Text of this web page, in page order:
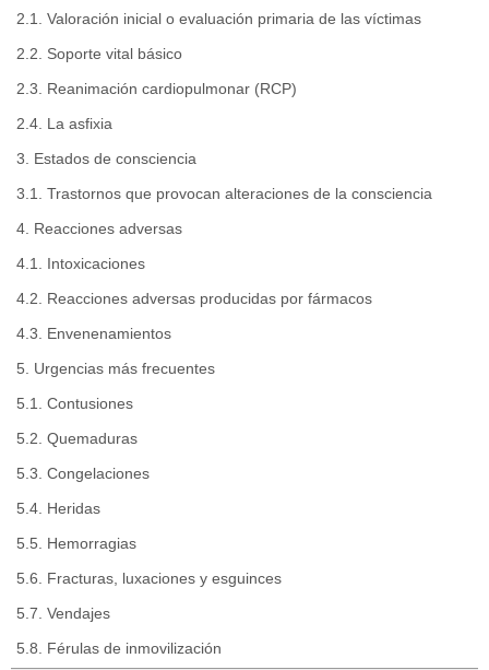
2.1. Valoración inicial o evaluación primaria de las víctimas
2.2. Soporte vital básico
2.3. Reanimación cardiopulmonar (RCP)
2.4. La asfixia
3. Estados de consciencia
3.1. Trastornos que provocan alteraciones de la consciencia
4. Reacciones adversas
4.1. Intoxicaciones
4.2. Reacciones adversas producidas por fármacos
4.3. Envenenamientos
5. Urgencias más frecuentes
5.1. Contusiones
5.2. Quemaduras
5.3. Congelaciones
5.4. Heridas
5.5. Hemorragias
5.6. Fracturas, luxaciones y esguinces
5.7. Vendajes
5.8. Férulas de inmovilización